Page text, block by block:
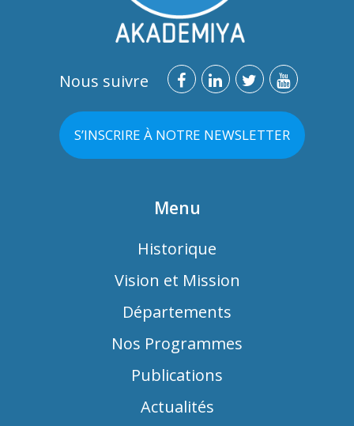
Nous suivre
S’INSCRIRE À NOTRE NEWSLETTER
Menu
Historique
Vision et Mission
Départements
Nos Programmes
Publications
Actualités